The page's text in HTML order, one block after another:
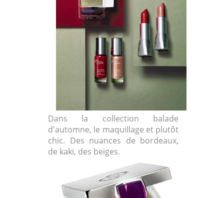
Dans la collection balade
d'automne, le maquillage et plutôt
chic. Des nuances de bordeaux,
de kaki, des beiges.